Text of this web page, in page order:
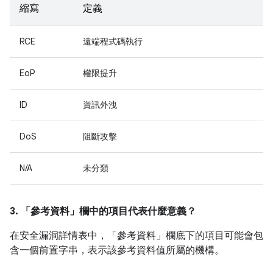
縮寫 定義
RCE 遠端程式碼執行
EoP 權限提升
ID 資訊外洩
DoS 阻斷攻擊
N/A 未分類
3. 「參考資料」 欄中的項目代表什麼意義？
在安全漏洞詳情表中，「參考資料」 欄底下的項目可能會包
含一個前置字串，表示該參考資料值所屬的機構。